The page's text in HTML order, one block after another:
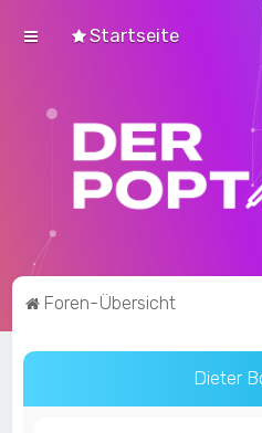
Startseite
Foren-Übersicht
Dieter